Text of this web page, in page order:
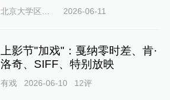
北京大学区域与国别研究院 2026-06-11
上影节"加戏"：戛纳零时差、肯·
洛奇、SIFF、特别放映
有戏 2026-06-10 12评